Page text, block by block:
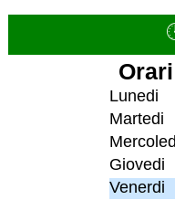
Lunedi
Martedi
Giovedi
Venerdi